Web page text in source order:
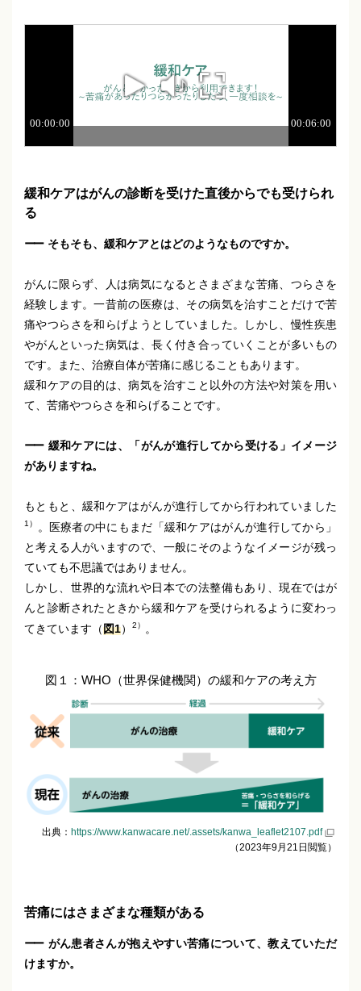
緩和ケアはがんの診断を受けた直後からでも受けられ
る
そもそも、緩和ケアとはどのようなものですか。
がんに限らず、人は病気になるとさまざまな苦痛、つらさを
経験します。一昔前の医療は、その病気を治すことだけで苦
痛やつらさを和らげようとしていました。しかし、慢性疾患
やがんといった病気は、長く付き合っていくことが多いもの
です。また、治療自体が苦痛に感じることもあります。
緩和ケアの目的は、病気を治すこと以外の方法や対策を用い
て、苦痛やつらさを和らげることです。
緩和ケアには、「がんが進行してから受ける」イメージ
がありますね。
もともと、緩和ケアはがんが進行してから行われていました
1）
。医療者の中にもまだ「緩和ケアはがんが進行してから」
と考える人がいますので、一般にそのようなイメージが残っ
ていても不思議ではありません。
しかし、世界的な流れや日本での法整備もあり、現在ではが
んと診断されたときから緩和ケアを受けられるように変わっ
てきています（図1） 2） 。
図１：WHO（世界保健機関）の緩和ケアの考え方
出典： https://www.kanwacare.net/.assets/kanwa_leaflet2107.pdf
（2023年9月21日閲覧）
苦痛にはさまざまな種類がある
がん患者さんが抱えやすい苦痛について、教えていただ
けますか。